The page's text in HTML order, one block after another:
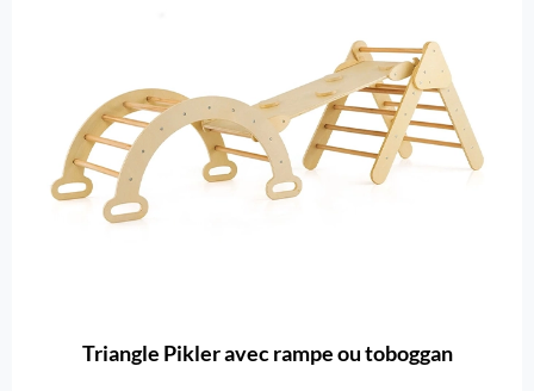
Triangle Pikler avec rampe ou toboggan